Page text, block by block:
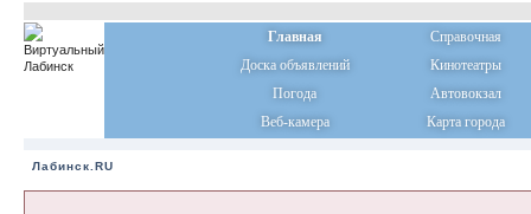
Главная Справочная
Доска объявлений
Кинотеатры
Погода
Автовокзал
Веб-камера
Карта города
Лабинск.RU